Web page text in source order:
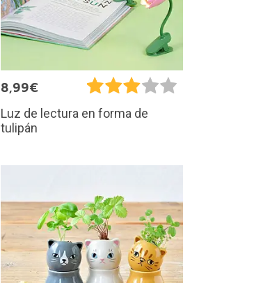
8,99€
Luz de lectura en forma de
tulipán